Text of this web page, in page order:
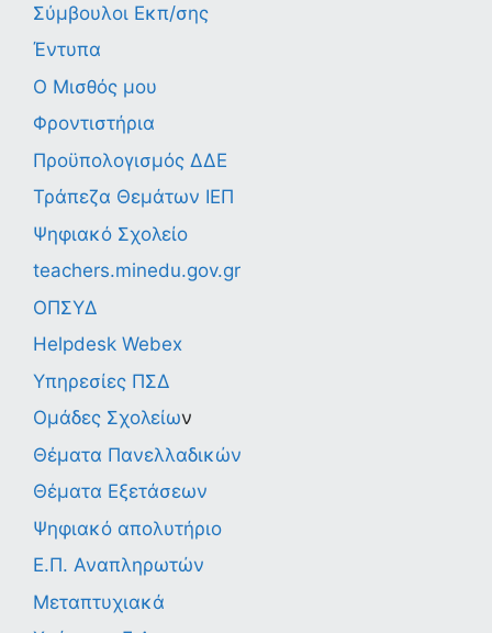
Σύμβουλοι Εκπ/σης
Έντυπα
Ο Μισθός μου
Φροντιστήρια
Προϋπολογισμός ΔΔΕ
Τράπεζα Θεμάτων ΙΕΠ
Ψηφιακό Σχολείο
teachers.minedu.gov.gr
ΟΠΣΥΔ
Helpdesk Webex
Υπηρεσίες ΠΣΔ
Ομάδες Σχολείων
Θέματα Πανελλαδικών
Θέματα Εξετάσεων
Ψηφιακό απολυτήριο
Ε.Π. Αναπληρωτών
Μεταπτυχιακά